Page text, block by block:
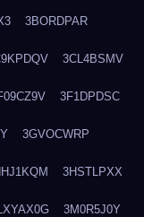
3BORDPAR
3CL4BSMV
3F1DPDSC
3GVOCWRP
3HSTLPXX
3M0R5J0Y